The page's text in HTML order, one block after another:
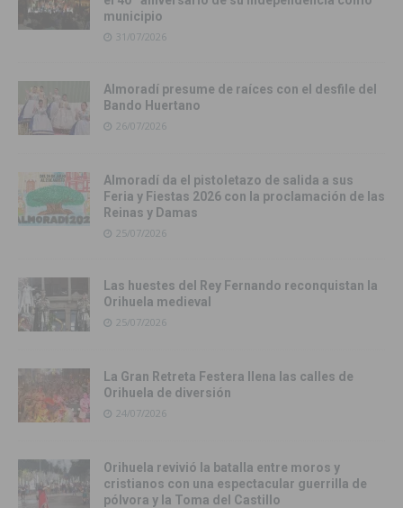
municipio
31/07/2026
Almoradí presume de raíces con el desfile del
Bando Huertano
26/07/2026
Almoradí da el pistoletazo de salida a sus
Feria y Fiestas 2026 con la proclamación de las
Reinas y Damas
25/07/2026
Las huestes del Rey Fernando reconquistan la
Orihuela medieval
25/07/2026
La Gran Retreta Festera llena las calles de
Orihuela de diversión
24/07/2026
Orihuela revivió la batalla entre moros y
cristianos con una espectacular guerrilla de
pólvora y la Toma del Castillo